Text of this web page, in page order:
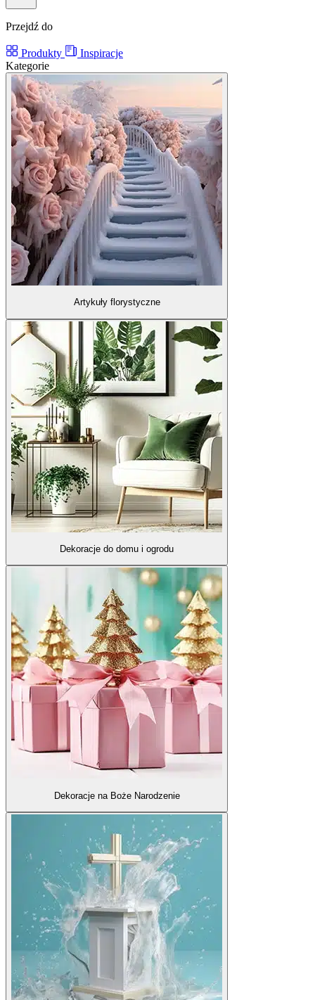
Przejdź do
Produkty
Inspiracje
Kategorie
Artykuły florystyczne
Dekoracje do domu i ogrodu
Dekoracje na Boże Narodzenie